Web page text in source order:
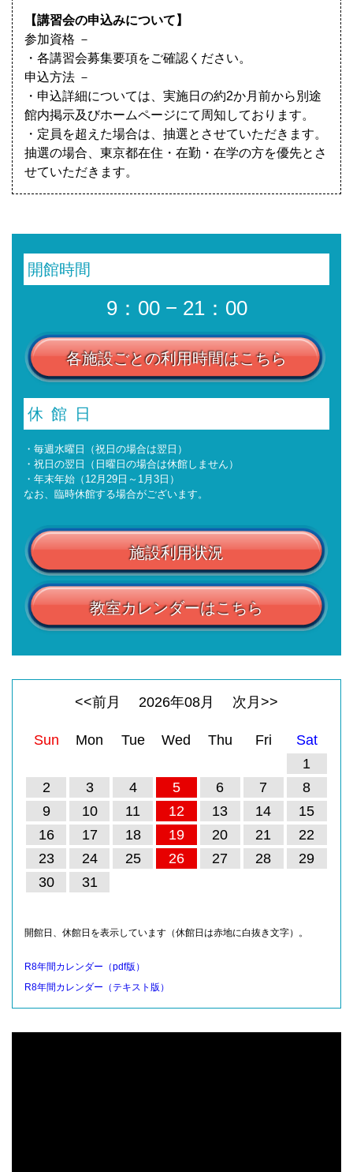
【講習会の申込みについて】
参加資格 －
・各講習会募集要項をご確認ください。
申込方法 －
・申込詳細については、実施日の約2か月前から別途
館内掲示及びホームページにて周知しております。
・定員を超えた場合は、抽選とさせていただきます。
抽選の場合、東京都在住・在勤・在学の方を優先とさ
せていただきます。
開館時間
9：00 − 21：00
各施設ごとの利用時間はこちら
休館日
・毎週水曜日（祝日の場合は翌日）
・祝日の翌日（日曜日の場合は休館しません）
・年末年始（12月29日～1月3日）
なお、臨時休館する場合がございます。
施設利用状況
教室カレンダーはこちら
<<前月 2026年08月 次月>>
Sun Mon Tue Wed Thu Fri
Sat
1
2
3 4 5 6 7
8
9
10 11 12 13 14
15
16
17 18 19 20 21
22
23
24 25 26 27 28
29
30
31
開館日、休館日を表示しています（休館日は赤地に白抜き文字）。
R8年間カレンダー（pdf版）
R8年間カレンダー（テキスト版）